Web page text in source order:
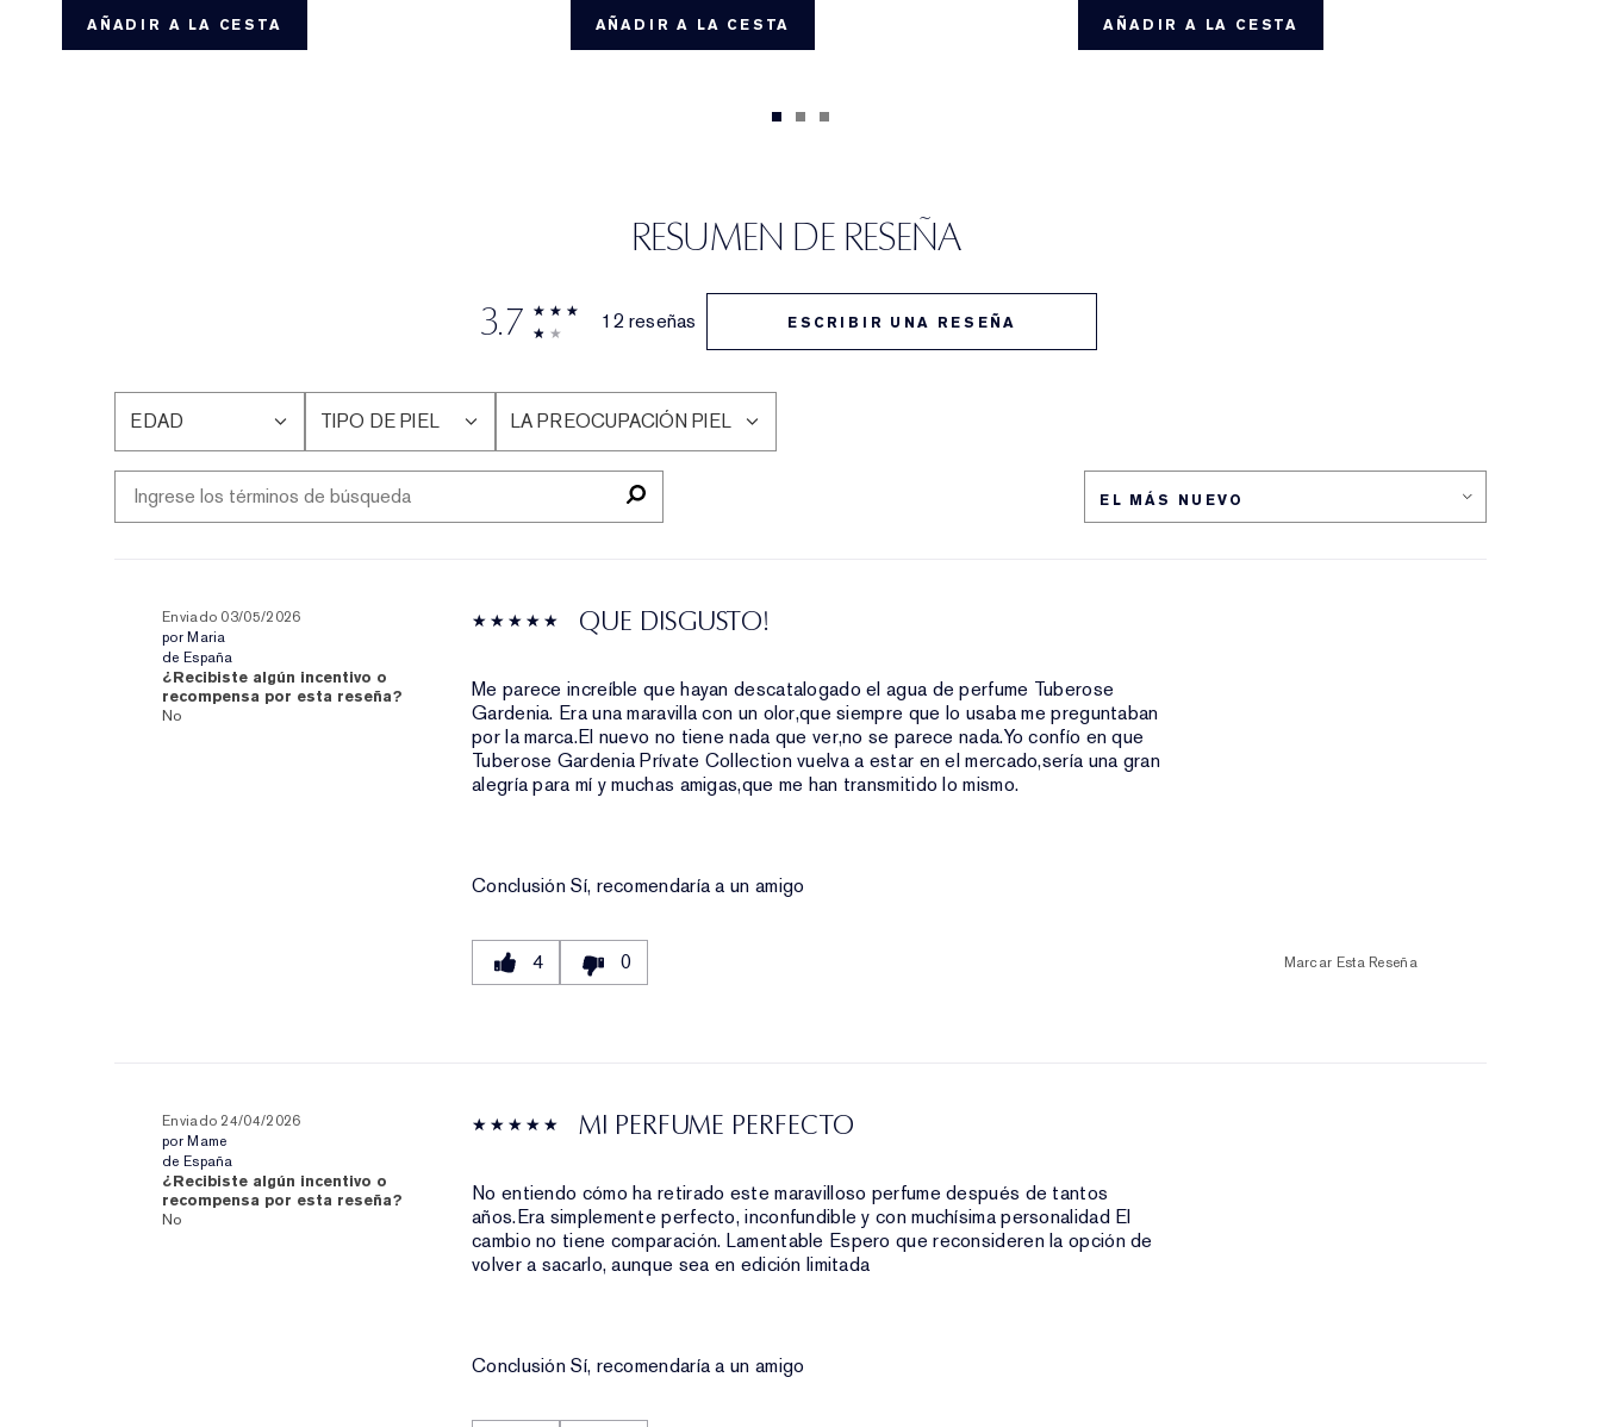
AÑADIR A LA CESTA AÑADIR A LA CESTA AÑADIR A LA CESTA
RESUMEN DE RESEÑA
3.7
12 reseñas ESCRIBIR UNA RESEÑA
EDAD
FILTRAR
RESEÑAS
POR
EDAD
TIPO DE PIEL
FILTRAR
RESEÑAS
POR
TIPO
LA PREOCUPACIÓN PIEL
FILTRAR
RESEÑAS
QUE DISGUSTO!
Enviado 03/05/2026
por Maria
de España
¿Recibiste algún incentivo o
recompensa por esta reseña?
No
Me parece increíble que hayan descatalogado el agua de perfume Tuberose
Gardenia. Era una maravilla con un olor,que siempre que lo usaba me preguntaban
por la marca.El nuevo no tiene nada que ver,no se parece nada.Yo confío en que
Tuberose Gardenia Prívate Collection vuelva a estar en el mercado,sería una gran
alegría para mí y muchas amigas,que me han transmitido lo mismo.
ConclusiónSí, recomendaría a un amigo
4 0 Marcar Esta Reseña
MI PERFUME PERFECTO
Enviado 24/04/2026
por Mame
de España
¿Recibiste algún incentivo o
recompensa por esta reseña?
No
No entiendo cómo ha retirado este maravilloso perfume después de tantos
años.Era simplemente perfecto, inconfundible y con muchísima personalidad El
cambio no tiene comparación. Lamentable Espero que reconsideren la opción de
volver a sacarlo, aunque sea en edición limitada
ConclusiónSí, recomendaría a un amigo